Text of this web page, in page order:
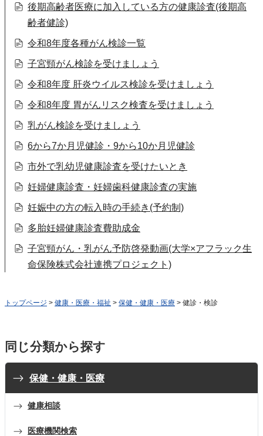
後期高齢者医療に加入している方の健康診査(後期高
齢者健診)
令和8年度各種がん検診一覧
子宮頸がん検診を受けましょう
令和8年度 肝炎ウイルス検診を受けましょう
令和8年度 胃がんリスク検査を受けましょう
乳がん検診を受けましょう
6から7か月児健診・9から10か月児健診
市外で乳幼児健康診査を受けたいとき
妊婦健康診査・妊婦歯科健康診査の実施
妊娠中の方の転入時の手続き(予約制)
多胎妊婦健康診査費助成金
子宮頸がん・乳がん予防啓発動画(大学×アフラック生
命保険株式会社連携プロジェクト)
トップページ > 健康・医療・福祉 > 保健・健康・医療 > 健診・検診
同じ分類から探す
保健・健康・医療
健康相談
医療機関検索